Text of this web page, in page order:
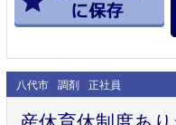
八代市 調剤 正社員